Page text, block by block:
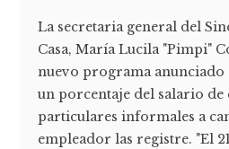
La secretaria general del
Casa, María Lucila "Pimpi"
nuevo programa anunciado
un porcentaje del salario de
particulares informales a
empleador las registre. "El